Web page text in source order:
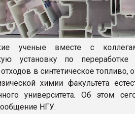
ученые вместе с
установку по
в синтетическое топливо,
химии факультета
университета. Об этом
НГУ.